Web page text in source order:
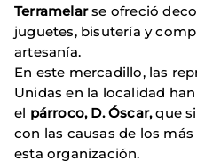
Terramelarse ofreció
juguetes, bisutería y
artesanía.
En este mercadillo, las
Unidas en la localidad
el párroco, D. Óscar,que
con las causas de los
esta organización.